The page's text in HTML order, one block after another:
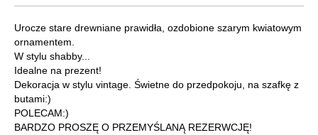
Urocze stare drewniane prawidła, ozdobione szarym kwiatowym
ornamentem.
W stylu shabby...
Idealne na prezent!
Dekoracja w stylu vintage. Świetne do przedpokoju, na szafkę z
butami:)
POLECAM:)
BARDZO PROSZĘ O PRZEMYŚLANĄ REZERWCJĘ!